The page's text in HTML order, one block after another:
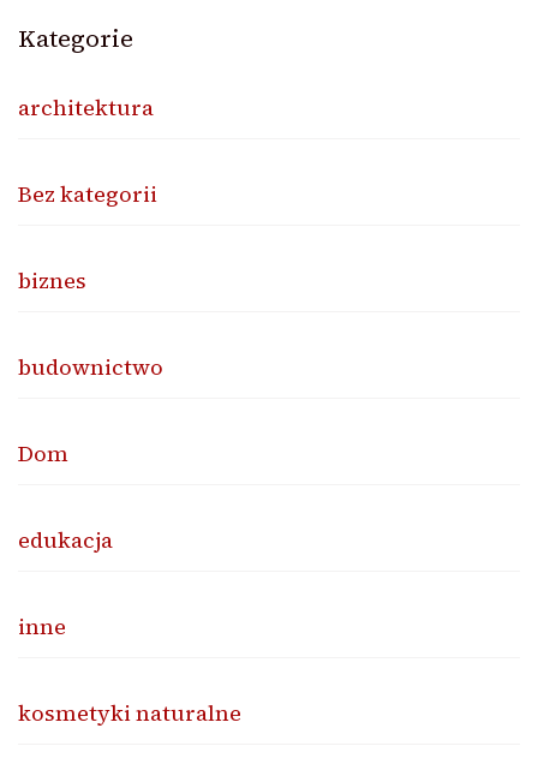
Kategorie
architektura
Bez kategorii
biznes
budownictwo
Dom
edukacja
inne
kosmetyki naturalne